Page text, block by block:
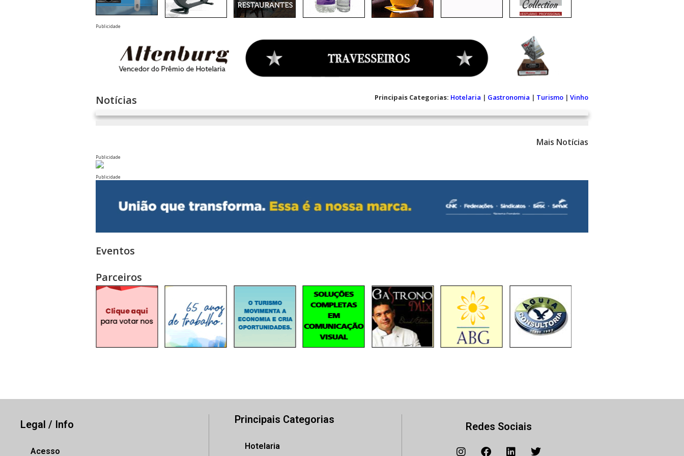
Publicidade
Notícias Principais Categorias: Hotelaria | Gastronomia | Turismo | Vinho
Mais Notícias
Publicidade
Publicidade
Eventos
Parceiros
Legal / Info
Acesso
Principais Categorias
Hotelaria
Redes Sociais